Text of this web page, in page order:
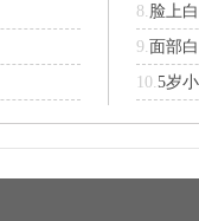
8. 脸上
9.面部
10.